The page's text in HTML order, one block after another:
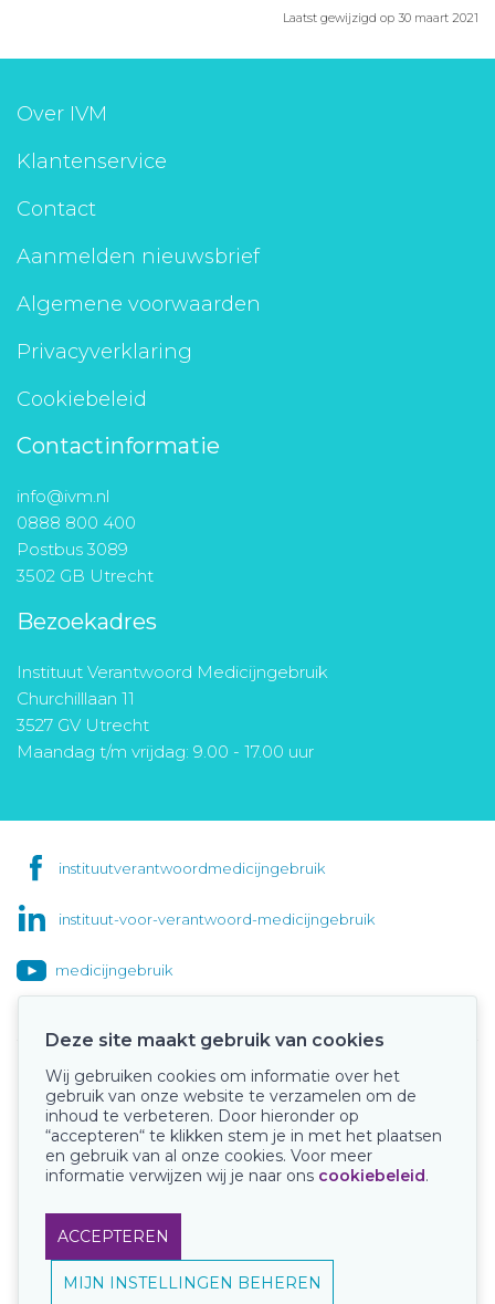
Laatst gewijzigd op 30 maart 2021
Over IVM
Klantenservice
Contact
Aanmelden nieuwsbrief
Algemene voorwaarden
Privacyverklaring
Cookiebeleid
Contactinformatie
info@ivm.nl
0888 800 400
Postbus 3089
3502 GB Utrecht
Bezoekadres
Instituut Verantwoord Medicijngebruik
Churchilllaan 11
3527 GV Utrecht
Maandag t/m vrijdag: 9.00 - 17.00 uur
instituutverantwoordmedicijngebruik
instituut-voor-verantwoord-medicijngebruik
medicijngebruik
Onze keurmerken
Deze site maakt gebruik van cookies
Wij gebruiken cookies om informatie over het
gebruik van onze website te verzamelen om de
inhoud te verbeteren. Door hieronder op
“accepteren“ te klikken stem je in met het plaatsen
en gebruik van al onze cookies. Voor meer
informatie verwijzen wij je naar ons cookiebeleid.
ACCEPTEREN
MIJN INSTELLINGEN BEHEREN